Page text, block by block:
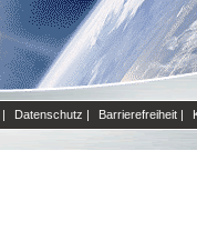
| Datenschutz | Barrierefreiheit |